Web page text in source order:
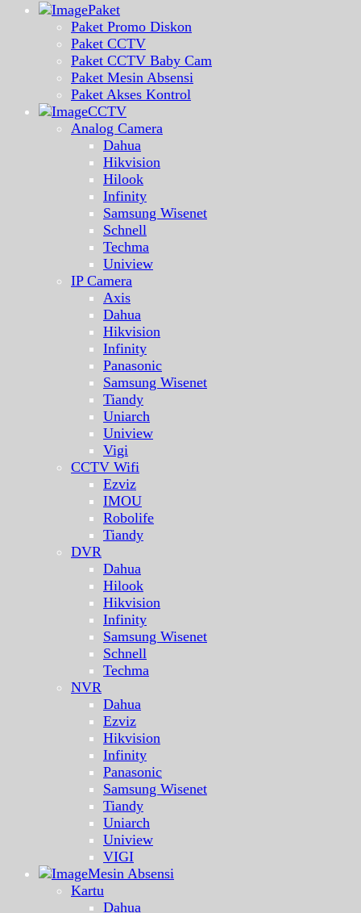
Paket
Paket Promo Diskon
Paket CCTV
Paket CCTV Baby Cam
Paket Mesin Absensi
Paket Akses Kontrol
CCTV
Analog Camera
Dahua
Hikvision
Hilook
Infinity
Samsung Wisenet
Schnell
Techma
Uniview
IP Camera
Axis
Dahua
Hikvision
Infinity
Panasonic
Samsung Wisenet
Tiandy
Uniarch
Uniview
Vigi
CCTV Wifi
Ezviz
IMOU
Robolife
Tiandy
DVR
Dahua
Hilook
Hikvision
Infinity
Samsung Wisenet
Schnell
Techma
NVR
Dahua
Ezviz
Hikvision
Infinity
Panasonic
Samsung Wisenet
Tiandy
Uniarch
Uniview
VIGI
Mesin Absensi
Kartu
Dahua